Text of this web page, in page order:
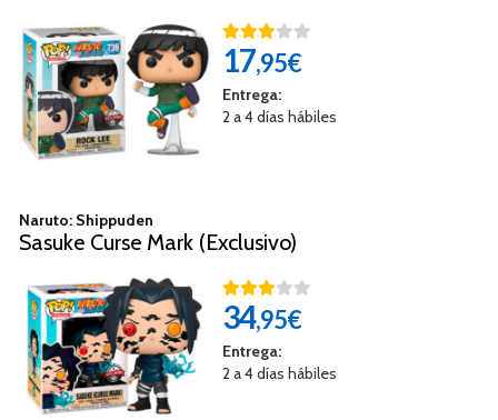
17,95€
Entrega:
2 a 4 días hábiles
Naruto: Shippuden
Sasuke Curse Mark (Exclusivo)
34,95€
Entrega:
2 a 4 días hábiles